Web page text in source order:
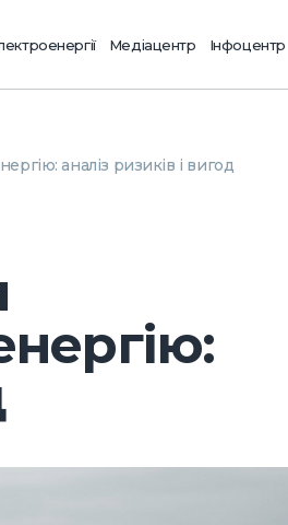
Медіацентр Інфоцентр
аналіз ризиків і вигод